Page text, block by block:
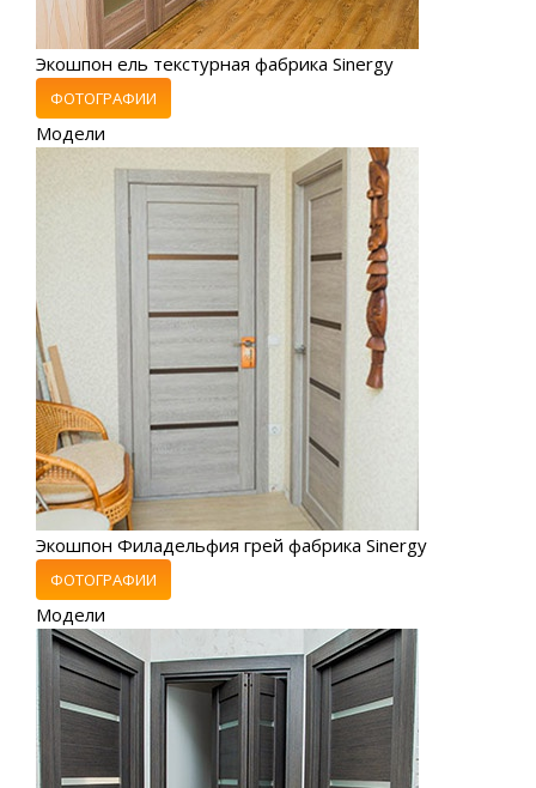
Экошпон ель текстурная фабрика Sinergy
ФОТОГРАФИИ
Модели
Экошпон Филадельфия грей фабрика Sinergy
ФОТОГРАФИИ
Модели